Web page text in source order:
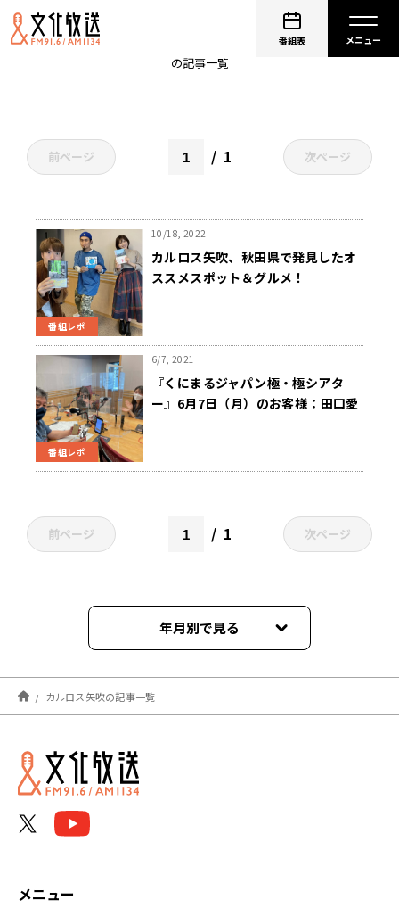
番組表
の記事一覧
前ページ 1 次ページ
番組レポ
10/18, 2022
カルロス矢吹、秋田県で発見したオ
ススメスポット＆グルメ！
番組レポ
6/7, 2021
『くにまるジャパン極・極シアタ
ー』6月7日（月）のお客様：田口愛
前ページ 1 次ページ
年月別で見る
2022年10月
2021年06月
カルロス矢吹の記事一覧
メニュー